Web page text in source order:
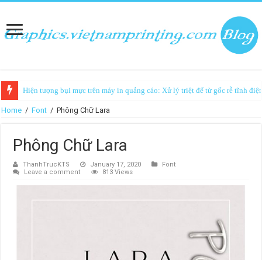
Hiện tượng bụi mực trên máy in quảng cáo: Xử lý triệt để từ gốc rễ tĩnh
Home / Font / Phông Chữ Lara
Phông Chữ Lara
ThanhTrucKTS January 17, 2020
Font
Leave a comment
813 Views